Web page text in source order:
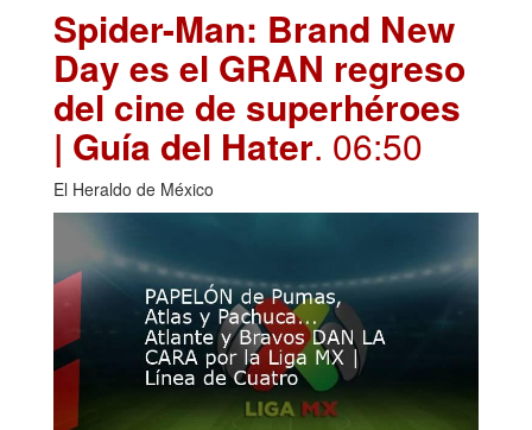
Spider-Man: Brand New
Day es el GRAN regreso
del cine de superhéroes
| Guía del Hater. 06:50
El Heraldo de México